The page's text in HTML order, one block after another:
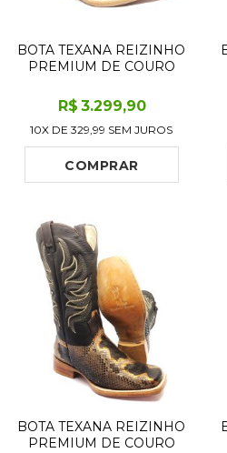
BOTA TEXANA REIZINHO
PREMIUM DE COURO
PYTHON BLACK SALMON
LIMITED EDITION - CANO
CURTO, BICO FINO -
SOLADO DE COURO
ARTESANAL
R$ 3.299,90
10X DE329,99 SEM JUROS
COMPRAR
BOTA TEXANA REIZINHO
PREMIUM DE COURO